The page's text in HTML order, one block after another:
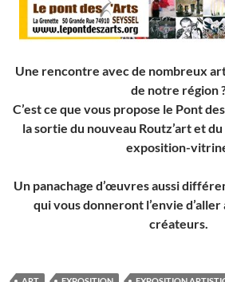
Une rencontre avec de nombreux
de notre région
C’est ce que vous propose le Pont
la sortie du nouveau Routz’art et
exposition-
Un panachage d’œuvres aussi
qui vous donneront l’envie
créateurs.